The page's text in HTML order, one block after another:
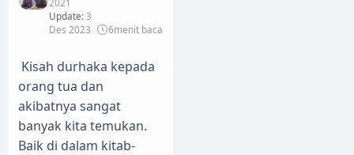
Update: 3
Des 2023
6menit baca
Kisah durhaka kepada
orang tua dan
akibatnya sangat
banyak kita temukan.
Baik di dalam kitab-